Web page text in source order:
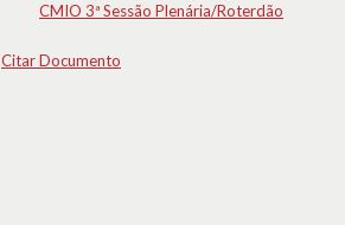
CMIO 3ª Sessão Plenária/Roterdão
Citar Documento